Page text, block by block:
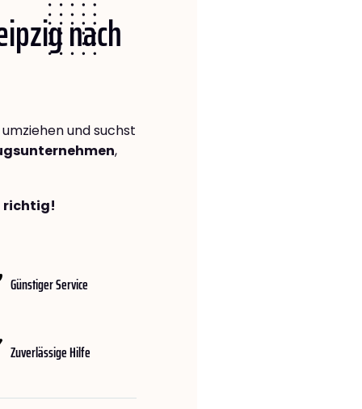
nach
umziehen und suchst
,
richtig!
Günstiger Service
Zuverlässige Hilfe